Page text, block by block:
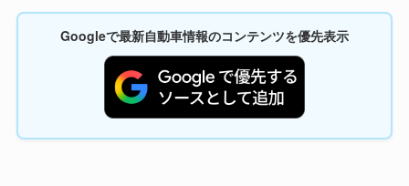
Googleで最新自動車情報のコンテンツを優先表示